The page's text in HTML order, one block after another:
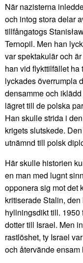
När nazisterna
och intog stora delar
tillfångatogs
Ternopil. Men han
var spektakulär och
han vid flykttilfället ha
lyckades överrumpla
densamme och
lägret till de polska
Han skulle strida i
krigets slutskede.
utnämnd till polsk
Här skulle historien
en man med lugnt
opponera sig mot det
kritiserade Stalin,
hyllningsdikt till. 1950
dotter till Israel. Men
rastlöshet, ty Israel
och återvände ensam